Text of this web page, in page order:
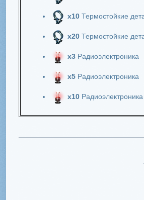
х10 Термостойкие
х20 Термостойкие
х3 Радиоэлектроника
х5 Радиоэлектроника
х10 Радиоэлектроника